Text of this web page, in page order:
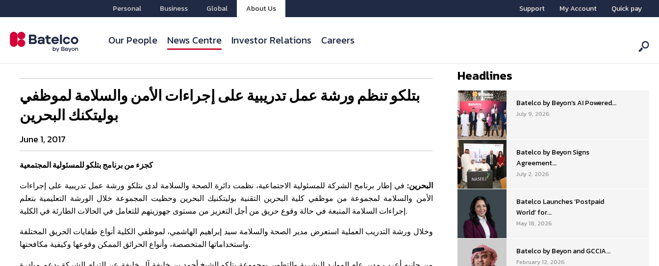
Support My Account Quick pay
Personal Business Global About Us
Our People News Centre Investor Relations Careers
بتلكو تنظم ورشة عمل تدريبية على إجراءات الأمن والسلامة لموظفي
بوليتكنك البحرين
June 1, 2017
كجزء من برنامج بتلكو للمسئولية المجتمعية
البحرين: في إطار برنامج الشركة للمسئولية الاجتماعية، نظمت دائرة الصحة والسلامة لدى بتلكو ورشة عمل تدريبية على إجراءات
الأمن والسلامة لمجموعة من موظفي كلية البحرين التقنية بوليتكنيك البحرين وحظيت المجموعة خلال الورشة التعليمية بتعلم
إجراءات السلامة المتبعة في حالة وقوع حريق من أجل التعزيز من مستوى جهوزيتهم للتعامل في الحالات الطارئة في الكلية.
وخلال ورشة التدريب العملية استعرض مدير الصحة والسلامة سيد إبراهيم الهاشمي، لموظفي الكلية أنواع طفايات الحريق المختلفة
واستخداماتها المتخصصة، وأنواع الحرائق الممكن وقوعها وكيفية مكافحتها.
Headlines
Batelco by Beyon’s AI Powered...
July 9, 2026
Batelco by Beyon Signs
Agreement...
July 2, 2026
Batelco Launches ‘Postpaid
World’ for...
May 18, 2026
Batelco by Beyon and GCCIA...
February 12, 2026